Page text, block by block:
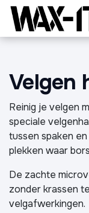
Overslaan naar
Velgen
Reinig je velgen
speciale
tussen spaken
plekken waar
De zachte
zonder krassen
velgafwerkingen.